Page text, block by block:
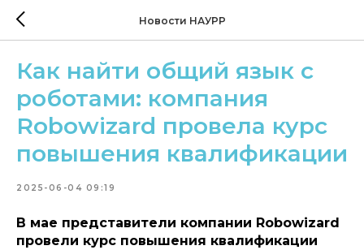
Новости НАУРР
Как найти общий язык с
роботами: компания
Robowizard провела курс
повышения квалификации
2025-06-04 09:19
В мае представители компании Robowizard
провели курс повышения квалификации